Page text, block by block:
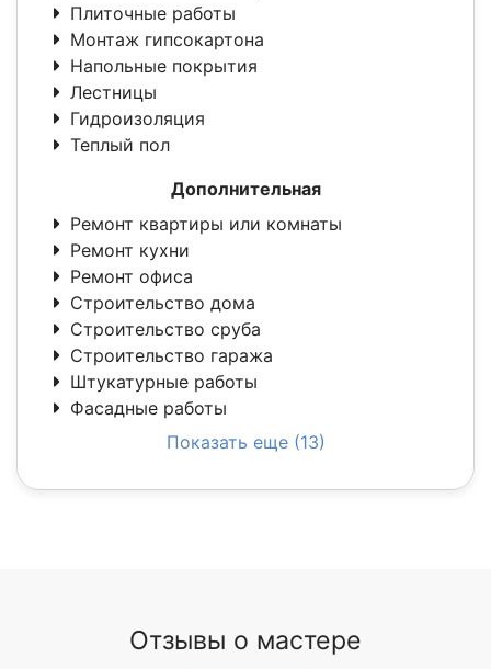
Плиточные работы
Монтаж гипсокартона
Напольные покрытия
Лестницы
Гидроизоляция
Теплый пол
Дополнительная
Ремонт квартиры или комнаты
Ремонт кухни
Ремонт офиса
Строительство дома
Строительство сруба
Строительство гаража
Штукатурные работы
Фасадные работы
Показать еще (13)
Отзывы о мастере